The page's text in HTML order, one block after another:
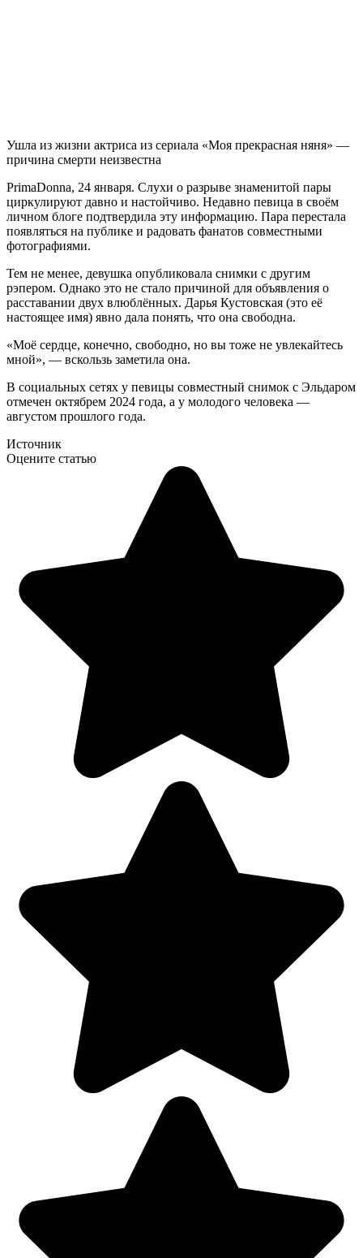
Ушла из жизни актриса из сериала «Моя прекрасная няня» —
причина смерти неизвестна
PrimaDonna, 24 января. Слухи о разрыве знаменитой пары
циркулируют давно и настойчиво. Недавно певица в своём
личном блоге подтвердила эту информацию. Пара перестала
появляться на публике и радовать фанатов совместными
фотографиями.
Тем не менее, девушка опубликовала снимки с другим
рэпером. Однако это не стало причиной для объявления о
расставании двух влюблённых. Дарья Кустовская (это её
настоящее имя) явно дала понять, что она свободна.
«Моё сердце, конечно, свободно, но вы тоже не увлекайтесь
мной», — вскользь заметила она.
В социальных сетях у певицы совместный снимок с Эльдаром
отмечен октябрем 2024 года, а у молодого человека —
августом прошлого года.
Источник
Оцените статью